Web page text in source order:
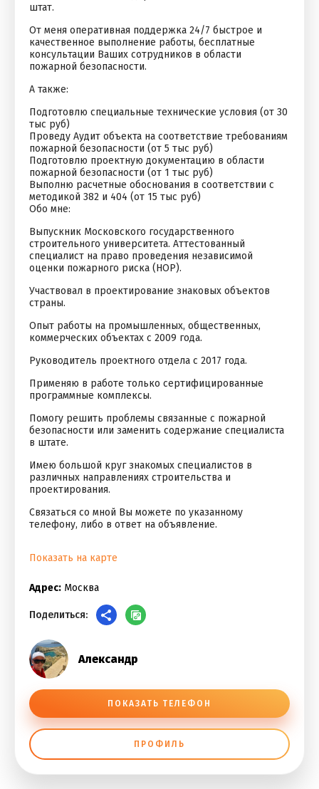
штат.
От меня оперативная поддержка 24/7 быстрое и
качественное выполнение работы, бесплатные
консультации Ваших сотрудников в области
пожарной безопасности.
А также:
Подготовлю специальные технические условия (от 30
тыс руб)
Проведу Аудит объекта на соответствие требованиям
пожарной безопасности (от 5 тыс руб)
Подготовлю проектную документацию в области
пожарной безопасности (от 1 тыс руб)
Выполню расчетные обоснования в соответствии с
методикой 382 и 404 (от 15 тыс руб)
Обо мне:
Выпускник Московского государственного
строительного университета. Аттестованный
специалист на право проведения независимой
оценки пожарного риска (НОР).
Участвовал в проектирование знаковых объектов
страны.
Опыт работы на промышленных, общественных,
коммерческих объектах с 2009 года.
Руководитель проектного отдела с 2017 года.
Применяю в работе только сертифицированные
программные комплексы.
Помогу решить проблемы связанные с пожарной
безопасности или заменить содержание специалиста
в штате.
Имею большой круг знакомых специалистов в
различных направлениях строительства и
проектирования.
Связаться со мной Вы можете по указанному
телефону, либо в ответ на объявление.
Показать на карте
Адрес: Москва
Поделиться:
Александр
ПОКАЗАТЬ ТЕЛЕФОН
ПРОФИЛЬ